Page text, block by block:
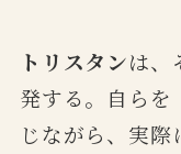
トリスタンは、
発する。自らを
じながら、実